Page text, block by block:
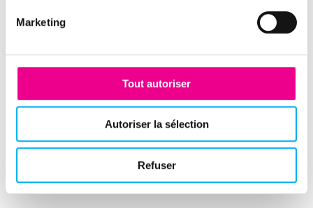
Marketing
Tout autoriser
Autoriser la sélection
Refuser
Croissance externe
Près de la moitié des entreprises du French Tech
croissance externe pour accélérer leur
développement. En 2023, elles ont procédé à 22
acquisitions, dont 5 à l’étranger.
Diversité et innovation